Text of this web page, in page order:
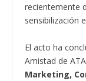
recientemente
sensibilización
El acto ha
Amistad de
Marketing,